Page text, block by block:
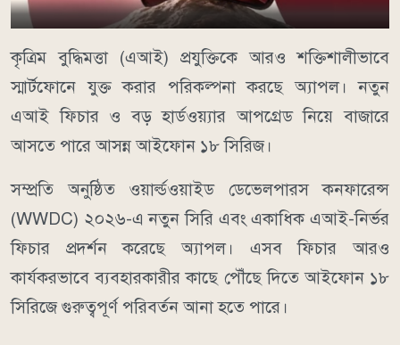
কৃত্রিম বুদ্ধিমত্তা (এআই) প্রযুক্তিকে আরও শক্তিশালীভাবে
স্মার্টফোনে যুক্ত করার পরিকল্পনা করছে অ্যাপল। নতুন
এআই ফিচার ও বড় হার্ডওয়্যার আপগ্রেড নিয়ে বাজারে
আসতে পারে আসন্ন আইফোন ১৮ সিরিজ।
সম্প্রতি অনুষ্ঠিত ওয়ার্ল্ডওয়াইড ডেভেলপারস কনফারেন্স
(WWDC) ২০২৬-এ নতুন সিরি এবং একাধিক এআই-নির্ভর
ফিচার প্রদর্শন করেছে অ্যাপল। এসব ফিচার আরও
কার্যকরভাবে ব্যবহারকারীর কাছে পৌঁছে দিতে আইফোন ১৮
সিরিজে গুরুত্বপূর্ণ পরিবর্তন আনা হতে পারে।